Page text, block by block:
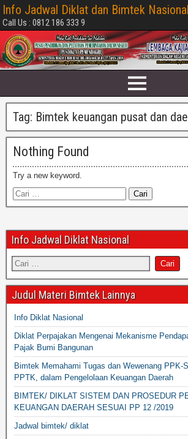
Info Jadwal Diklat dan Bimtek Nasional
Call Us : 0812 186 333 9
Tag: Bimtek keuangan pusat dan
Nothing Found
Try a new keyword.
Info Jadwal Diklat Nasional
Judul Materi Bimtek Lainnya
Info Diklat Nasional
Diklat Perpajakan Mengenai Mekanisme
Pajak Bumi Bangunan
Bimtek Memahami Tugas dan Wewenang PPK-
PPTK, dalam Pengelolaan Keuangan Daerah
BIMTEK/ DIKLAT SISTEM DAN PROSEDUR
KEUANGAN DAERAH SESUAI PP 12 /2019
Jadwal bimtek/ diklat